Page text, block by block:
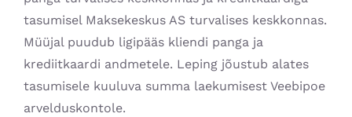
tasumisel Maksekeskus AS turvalises keskkonnas.
Müüjal puudub ligipääs kliendi panga ja
krediitkaardi andmetele. Leping jõustub alates
tasumisele kuuluva summa laekumisest Veebipoe
arvelduskontole.